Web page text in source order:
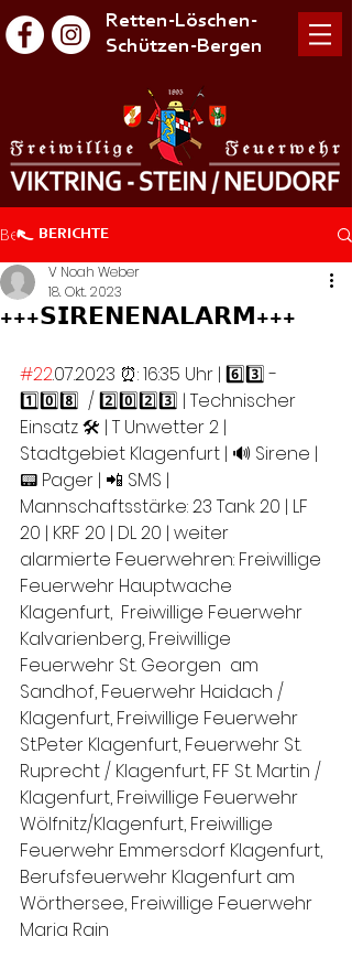
Retten-Löschen-
Schützen-Bergen
Beitrag
+++𝗦𝗜𝗥𝗘𝗡𝗘𝗡𝗔𝗟𝗔𝗥𝗠+++
V Noah Weber
18. Okt. 2023
#22.07.2023 ⏰: 16:35 Uhr | 6️⃣3️⃣ -
1️⃣0️⃣8️⃣  / 2️⃣0️⃣2️⃣3️⃣ | Technischer
Einsatz 🛠️ | T Unwetter 2 |
Stadtgebiet Klagenfurt | 🔊 Sirene |
📟 Pager | 📲 SMS |
Mannschaftsstärke: 23 Tank 20 | LF
20 | KRF 20 | DL 20 | weiter
alarmierte Feuerwehren: Freiwillige
Feuerwehr Hauptwache
Klagenfurt,  Freiwillige Feuerwehr
Kalvarienberg, Freiwillige
Feuerwehr St. Georgen  am
Sandhof, Feuerwehr Haidach /
Klagenfurt, Freiwillige Feuerwehr
St.Peter Klagenfurt, Feuerwehr St.
Ruprecht / Klagenfurt, FF St. Martin /
Klagenfurt, Freiwillige Feuerwehr
Wölfnitz/Klagenfurt, Freiwillige
Feuerwehr Emmersdorf Klagenfurt,
Berufsfeuerwehr Klagenfurt am
Wörthersee, Freiwillige Feuerwehr
Maria Rain
BERICHTE